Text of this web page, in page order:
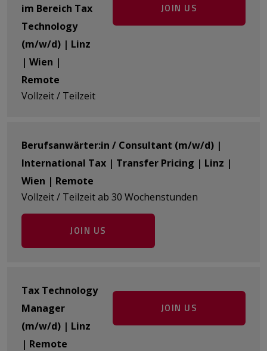
im Bereich Tax
Technology
(m/w/d) | Linz
| Wien |
Remote
Vollzeit / Teilzeit
JOIN US
Berufsanwärter:in / Consultant (m/w/d) |
International Tax | Transfer Pricing | Linz |
Wien | Remote
Vollzeit / Teilzeit ab 30 Wochenstunden
JOIN US
Tax Technology
Manager
(m/w/d) | Linz
| Remote
JOIN US